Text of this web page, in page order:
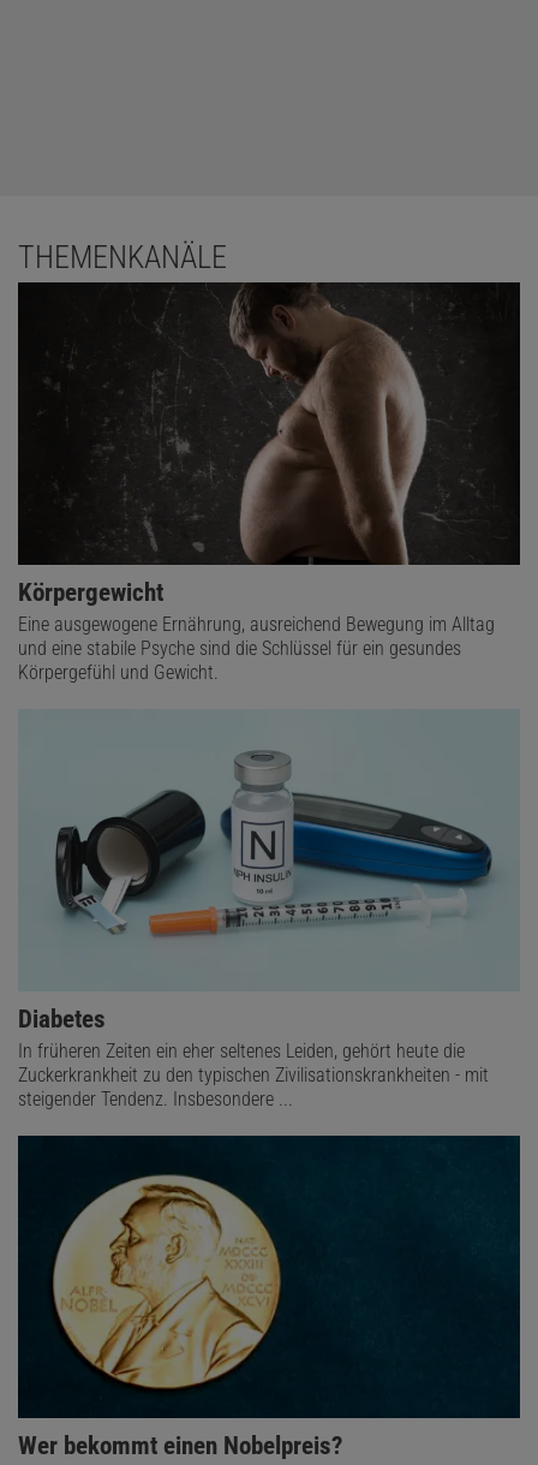
THEMENKANÄLE
Körpergewicht
Eine ausgewogene Ernährung, ausreichend Bewegung im Alltag
und eine stabile Psyche sind die Schlüssel für ein gesundes
Körpergefühl und Gewicht.
Diabetes
In früheren Zeiten ein eher seltenes Leiden, gehört heute die
Zuckerkrankheit zu den typischen Zivilisationskrankheiten - mit
steigender Tendenz. Insbesondere ...
Wer bekommt einen Nobelpreis?